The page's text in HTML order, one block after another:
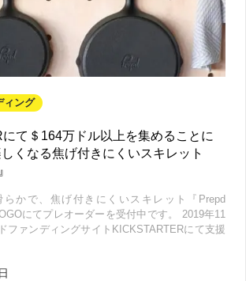
ィング
て＄164万ドル以上を集めることに
くなる焦げ付きにくいスキレット
かで、焦げ付きにくいスキレット『Prepd
にてプレオーダーを受付中です。 2019年11
ファンディングサイトKICKSTARTERにて支援